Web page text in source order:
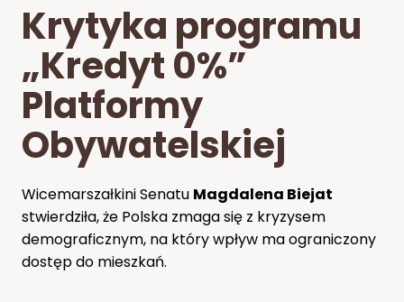
Krytyka programu
„Kredyt 0%”
Platformy
Obywatelskiej
Wicemarszałkini Senatu Magdalena Biejat
stwierdziła, że Polska zmaga się z kryzysem
demograficznym, na który wpływ ma ograniczony
dostęp do mieszkań.